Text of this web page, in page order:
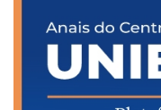
CURSOS